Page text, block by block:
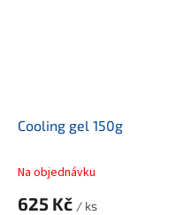
Cooling gel 150g
Na objednávku
625 Kč / ks